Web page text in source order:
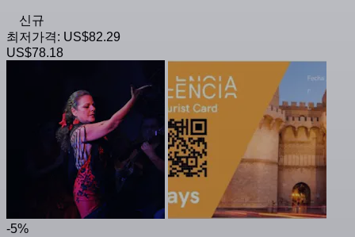
신규
최저가격: US$82.29
US$78.18
-5%